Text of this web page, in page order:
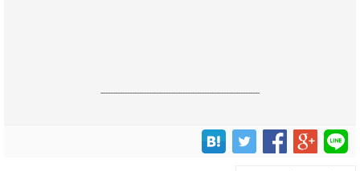
------------------------------------------------------------------